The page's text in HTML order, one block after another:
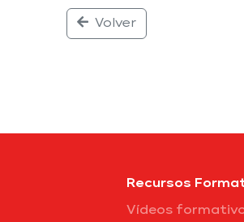
Volver
Recursos
Vídeos